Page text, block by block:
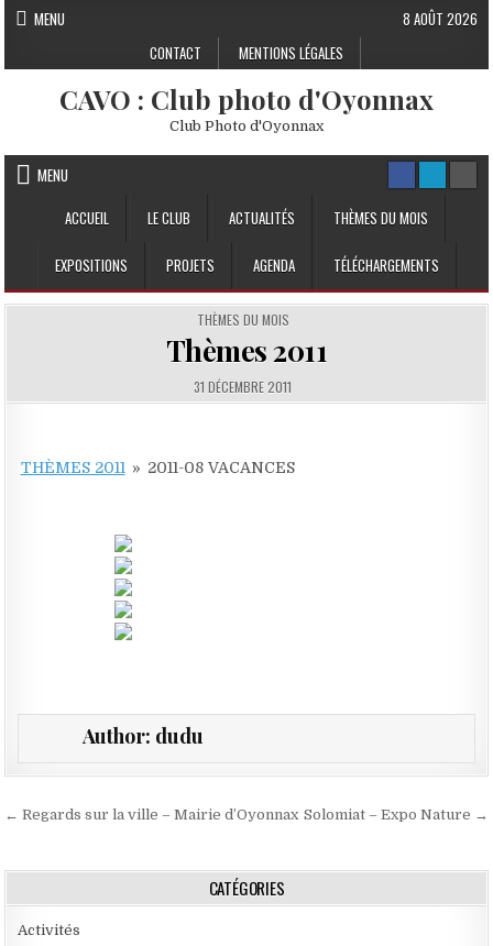
Skip to content
MENU
CONTACT
MENTIONS LÉGALES
8 AOÛT 2026
CAVO : Club photo d'Oyonnax
Club Photo d'Oyonnax
MENU
ACCUEIL
LE CLUB ACTUALITÉS THÈMES DU MOIS
EXPOSITIONS PROJETS AGENDA TÉLÉCHARGEMENTS
POSTED IN
THÈMES DU MOIS
Thèmes 2011
PUBLISHED DATE:
31 DÉCEMBRE 2011
THÈMES 2011 » 2011-08 VACANCES
Author: dudu
Navigation de l’articleSolomiat – Expo Nature →
← Regards sur la ville – Mairie d’Oyonnax
CATÉGORIES
Activités